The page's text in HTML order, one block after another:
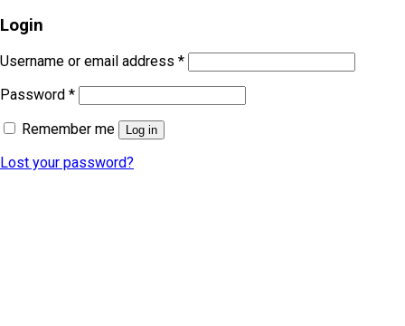
Login
Username or email address *
Password *
Remember me
Log in
Lost your password?